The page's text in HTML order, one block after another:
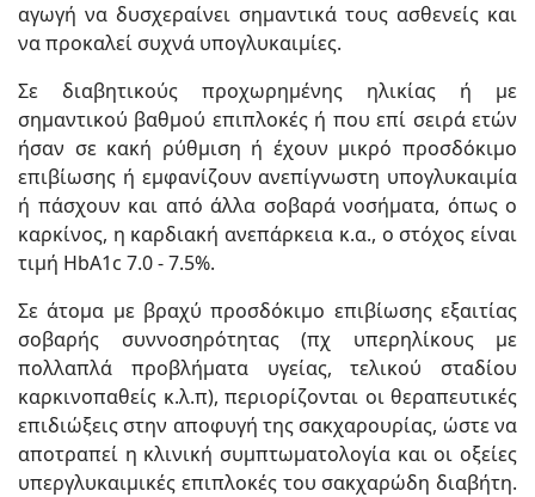
αγωγή να δυσχεραίνει σημαντικά τους ασθενείς και
να προκαλεί συχνά υπογλυκαιμίες.
Σε διαβητικούς προχωρημένης ηλικίας ή με
σημαντικού βαθμού επιπλοκές ή που επί σειρά ετών
ήσαν σε κακή ρύθμιση ή έχουν μικρό προσδόκιμο
επιβίωσης ή εμφανίζουν ανεπίγνωστη υπογλυκαιμία
ή πάσχουν και από άλλα σοβαρά νοσήματα, όπως ο
καρκίνος, η καρδιακή ανεπάρκεια κ.α., ο στόχος είναι
τιμή HbA1c 7.0 - 7.5%.
Σε άτομα με βραχύ προσδόκιμο επιβίωσης εξαιτίας
σοβαρής συννοσηρότητας (πχ υπερηλίκους με
πολλαπλά προβλήματα υγείας, τελικού σταδίου
καρκινοπαθείς κ.λ.π), περιορίζονται οι θεραπευτικές
επιδιώξεις στην αποφυγή της σακχαρουρίας, ώστε να
αποτραπεί η κλινική συμπτωματολογία και οι οξείες
υπεργλυκαιμικές επιπλοκές του σακχαρώδη διαβήτη.